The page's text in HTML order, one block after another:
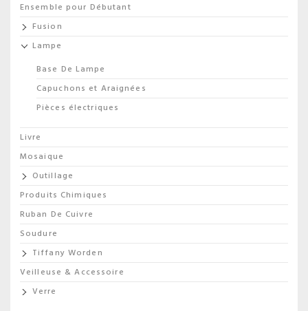
Ensemble pour Débutant
Fusion
Lampe
Base De Lampe
Capuchons et Araignées
Pièces électriques
Livre
Mosaique
Outillage
Produits Chimiques
Ruban De Cuivre
Soudure
Tiffany Worden
Veilleuse & Accessoire
Verre